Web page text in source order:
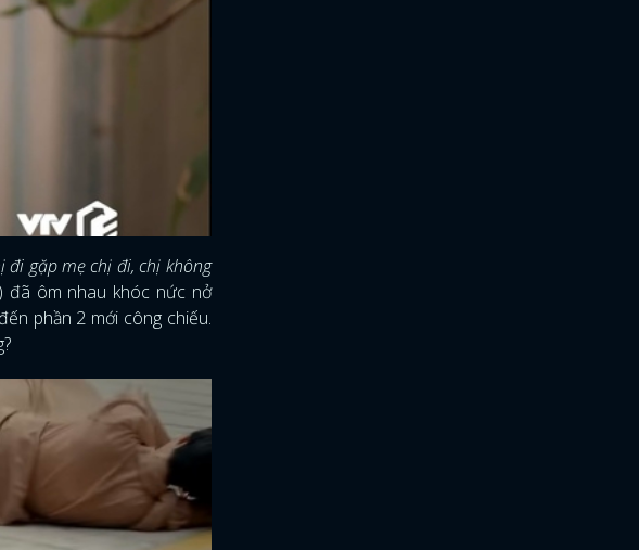
đi gặp mẹ chị đi, chị không
) đã ôm nhau khóc nức nở
phần 2 mới công chiếu.